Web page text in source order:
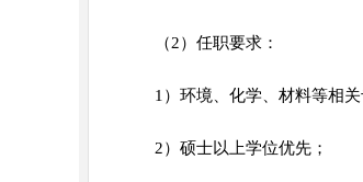
（2）任职要求：
1）环境、化学、材料等相
2）硕士以上学位优先；